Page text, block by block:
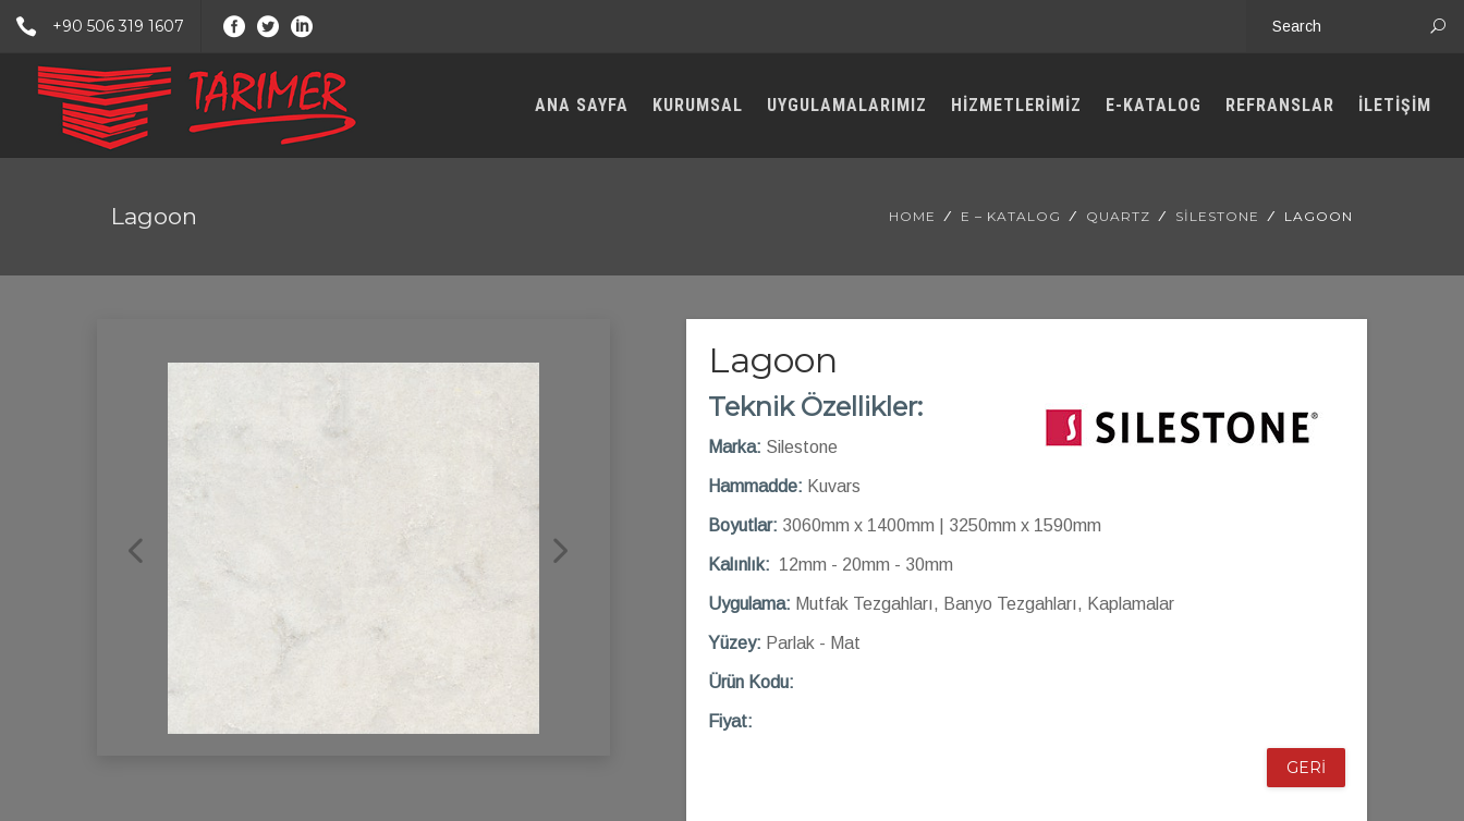
+90 506 319 1607
ANA SAYFA KURUMSAL UYGULAMALARIMIZ HİZMETLERİMİZ E-KATALOG REFRANSLAR İLETİŞİM
Lagoon HOME E – KATALOG QUARTZ SILESTONE LAGOON
Lagoon
Teknik Özellikler:
Marka: Silestone
Hammadde: Kuvars
Boyutlar: 3060mm x 1400mm | 3250mm x 1590mm
Kalınlık: 12mm - 20mm - 30mm
Uygulama: Mutfak Tezgahları, Banyo Tezgahları, Kaplamalar
Yüzey: Parlak - Mat
Ürün Kodu:
Fiyat:
GERİ